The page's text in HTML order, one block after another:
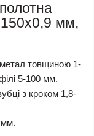
мм,
товщиною 1-
5-100 мм.
з кроком 1,8-
мм.